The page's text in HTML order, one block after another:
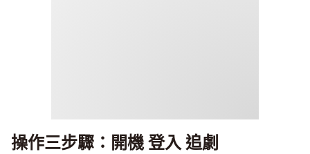
操作三步驟：開機 登入 追劇